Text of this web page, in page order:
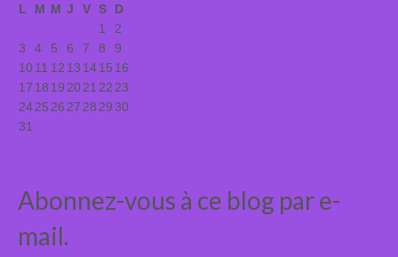
L
M M J V S D
1
2
3
4 5 6 7 8
9
1011 12 13 1415 16
17 18 19 2021 22 23
2425 26 27 28 2930
31
Abonnez-vous à ce blog par e-
mail.